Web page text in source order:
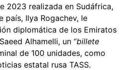
2023 realizada en Sudáfrica,
país, Ilya Rogachev, le
diplomática de los Emiratos
Alhamelli, un “billete
de 100 unidades, como
estatal rusa TASS.